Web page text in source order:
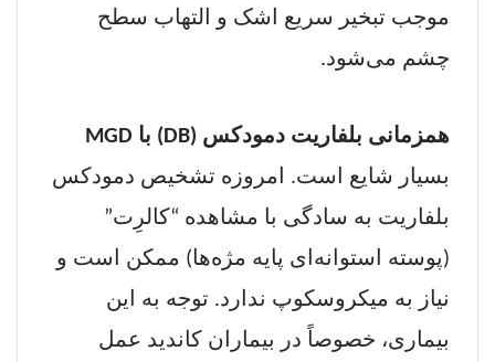
موجب تبخیر سریع اشک و التهاب سطح
چشم می‌شود.
همزمانی بلفاریت دمودکس (DB ) با MGD
بسیار شایع است. امروزه تشخیص دمودکس
بلفاریت به سادگی با مشاهده “کالرِت”
(پوسته استوانه‌ای پایه مژه‌ها) ممکن است و
نیاز به میکروسکوپ ندارد. توجه به این
بیماری، خصوصاً در بیماران کاندید عمل